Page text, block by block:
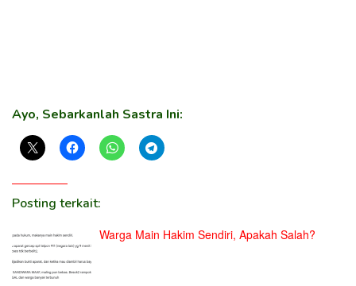
Ayo, Sebarkanlah Sastra Ini:
Posting terkait:
Warga Main Hakim Sendiri, Apakah Salah?